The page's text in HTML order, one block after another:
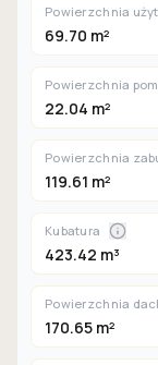
Powierzchnia
69.70 m²
Powierzchnia
22.04 m²
Powierzchnia
119.61 m²
Kubatura
423.42 m³
Powierzchnia
170.65 m²